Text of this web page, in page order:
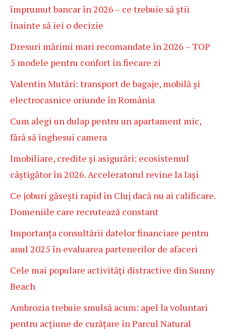
împrumut bancar în 2026 – ce trebuie să știi
înainte să iei o decizie
Dresuri mărimi mari recomandate în 2026 – TOP
5 modele pentru confort în fiecare zi
Valentin Mutări: transport de bagaje, mobilă și
electrocasnice oriunde în România
Cum alegi un dulap pentru un apartament mic,
fără să înghesui camera
Imobiliare, credite și asigurări: ecosistemul
câștigător în 2026. Acceleratorul revine la Iași
Ce joburi găsești rapid în Cluj dacă nu ai calificare.
Domeniile care recrutează constant
Importanța consultării datelor financiare pentru
anul 2025 în evaluarea partenerilor de afaceri
Cele mai populare activități distractive din Sunny
Beach
Ambrozia trebuie smulsă acum: apel la voluntari
pentru acțiune de curățare în Parcul Natural